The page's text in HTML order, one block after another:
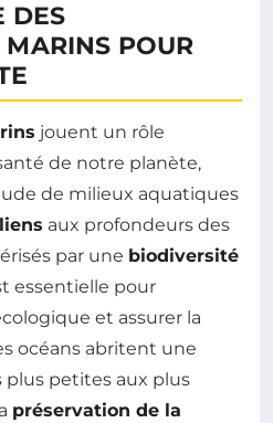
DES
MARINS POUR
jouent un rôle
de notre planète,
de milieux aquatiques
aux profondeurs des
par une biodiversité
essentielle pour
et assurer la
océans abritent une
plus petites aux plus
préservation de la